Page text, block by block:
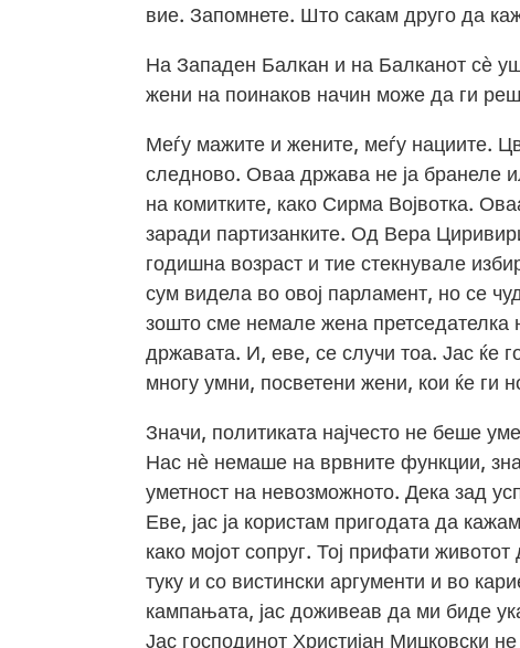
вие. Запомнете. Што сакам друго да
На Западен Балкан и на Балканот сѐ
жени на поинаков начин може да ги
Меѓу мажите и жените, меѓу нациите.
следново. Оваа држава не ја бранеле
на комитките, како Сирма Војвотка.
заради партизанките. Од Вера
годишна возраст и тие стекнувале
сум видела во овој парламент, но се
зошто сме немале жена
државата. И, еве, се случи тоа. Јас ќе
многу умни, посветени жени, кои ќе ги
Значи, политиката најчесто не беше
Нас нѐ немаше на врвните функции,
уметност на невозможното. Дека зад
Еве, јас ја користам пригодата да
како мојот сопруг. Тој прифати
туку и со вистински аргументи и во
кампањата, јас доживеав да ми биде
Јас господинот Христијан Мицковски